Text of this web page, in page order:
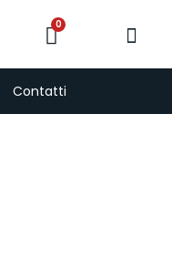
0
Contatti